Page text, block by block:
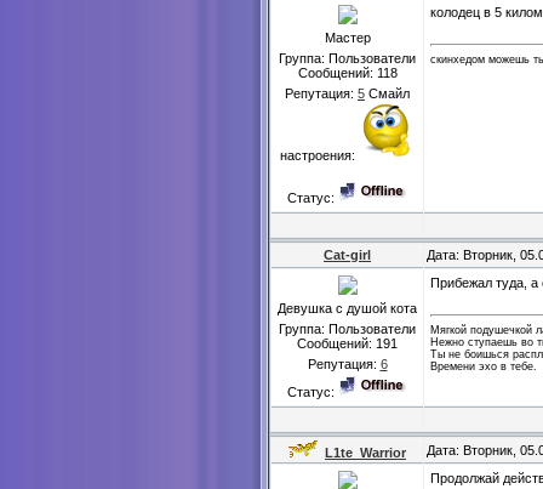
Мастер
Группа: Пользователи
Сообщений: 118
Репутация: 5 Смайл
настроения:
Статус:
колодец в 5
скинхедом можешь
Cat-girl Дата: Вторник,
Девушка с душой кота
Группа: Пользователи
Сообщений: 191
Репутация: 6
Статус:
Прибежал туда,
Мягкой подушечкой
Нежно ступаешь во
Ты не боишься
Времени эхо в тебе.
L1te_Warrior Дата: Вторник,
Продолжай